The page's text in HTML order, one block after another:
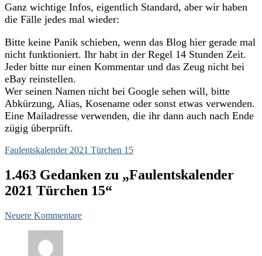
Ganz wichtige Infos, eigentlich Standard, aber wir haben
die Fälle jedes mal wieder:
Bitte keine Panik schieben, wenn das Blog hier gerade mal
nicht funktioniert. Ihr habt in der Regel 14 Stunden Zeit.
Jeder bitte nur einen Kommentar und das Zeug nicht bei
eBay reinstellen.
Wer seinen Namen nicht bei Google sehen will, bitte
Abkürzung, Alias, Kosename oder sonst etwas verwenden.
Eine Mailadresse verwenden, die ihr dann auch nach Ende
zügig überprüft.
Faulentskalender 2021 Türchen 15
1.463 Gedanken zu „Faulentskalender
2021 Türchen 15“
Kommentar-
Navigation
Neuere Kommentare